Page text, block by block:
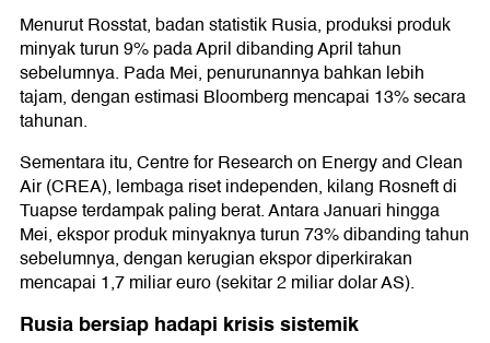
Menurut Rosstat, badan statistik Rusia, produksi produk
minyak turun 9% pada April dibanding April tahun
sebelumnya. Pada Mei, penurunannya bahkan lebih
tajam, dengan estimasi Bloomberg mencapai 13% secara
tahunan.
Sementara itu, Centre for Research on Energy and Clean
Air (CREA), lembaga riset independen, kilang Rosneft di
Tuapse terdampak paling berat. Antara Januari hingga
Mei, ekspor produk minyaknya turun 73% dibanding tahun
sebelumnya, dengan kerugian ekspor diperkirakan
mencapai 1,7 miliar euro (sekitar 2 miliar dolar AS).
Rusia bersiap hadapi krisis sistemik